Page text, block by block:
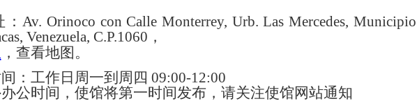
Av. Orinoco con Calle Monterrey, Urb. Las Mercedes, Municipio
Venezuela, C.P.1060，
，查看地图。
：工作日周一到周四 09:00-12:00
公时间，使馆将第一时间发布，请关注使馆网站通知